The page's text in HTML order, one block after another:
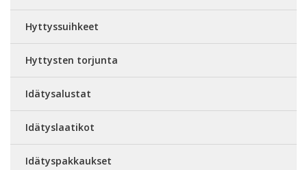
Hyttyssuihkeet
Hyttysten torjunta
Idätysalustat
Idätyslaatikot
Idätyspakkaukset